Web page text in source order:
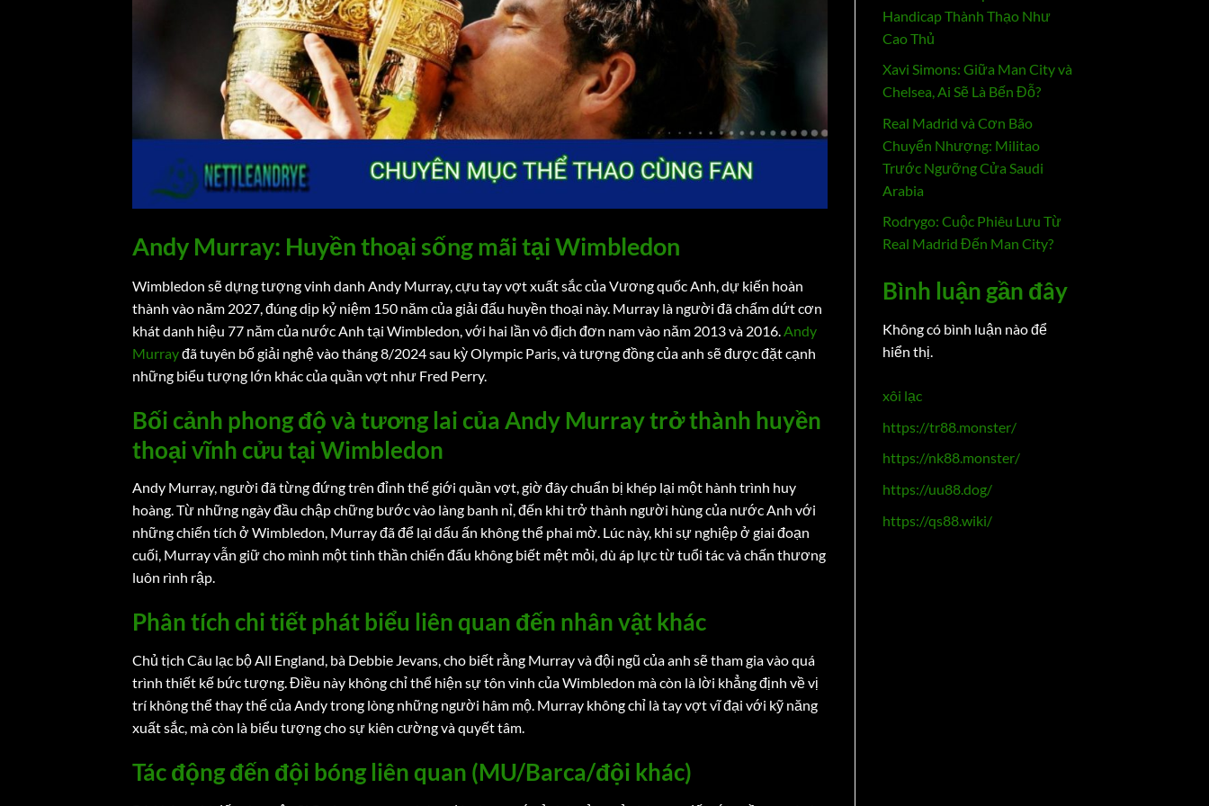
Andy Murray: Huyền thoại sống mãi tại Wimbledon
Wimbledon sẽ dựng tượng vinh danh Andy Murray, cựu tay vợt xuất sắc của Vương quốc Anh, dự kiến hoàn
thành vào năm 2027, đúng dịp kỷ niệm 150 năm của giải đấu huyền thoại này. Murray là người đã chấm dứt cơn
khát danh hiệu 77 năm của nước Anh tại Wimbledon, với hai lần vô địch đơn nam vào năm 2013 và 2016. Andy
Murrayđã tuyên bố giải nghệ vào tháng 8/2024 sau kỳ Olympic Paris, và tượng đồng của anh sẽ được đặt cạnh
những biểu tượng lớn khác của quần vợt như Fred Perry.
Bối cảnh phong độ và tương lai của Andy Murray trở thành huyền
thoại vĩnh cửu tại Wimbledon
Andy Murray, người đã từng đứng trên đỉnh thế giới quần vợt, giờ đây chuẩn bị khép lại một hành trình huy
hoàng. Từ những ngày đầu chập chững bước vào làng banh nỉ, đến khi trở thành người hùng của nước Anh với
những chiến tích ở Wimbledon, Murray đã để lại dấu ấn không thể phai mờ. Lúc này, khi sự nghiệp ở giai đoạn
cuối, Murray vẫn giữ cho mình một tinh thần chiến đấu không biết mệt mỏi, dù áp lực từ tuổi tác và chấn thương
luôn rình rập.
Phân tích chi tiết phát biểu liên quan đến nhân vật khác
Chủ tịch Câu lạc bộ All England, bà Debbie Jevans, cho biết rằng Murray và đội ngũ của anh sẽ tham gia vào quá
trình thiết kế bức tượng. Điều này không chỉ thể hiện sự tôn vinh của Wimbledon mà còn là lời khẳng định về vị
trí không thể thay thế của Andy trong lòng những người hâm mộ. Murray không chỉ là tay vợt vĩ đại với kỹ năng
xuất sắc, mà còn là biểu tượng cho sự kiên cường và quyết tâm.
Tác động đến đội bóng liên quan (MU/Barca/đội khác)
Handicap Thành Thạo Như
Cao Thủ
Xavi Simons: Giữa Man City và
Chelsea, Ai Sẽ Là Bến Đỗ?
Real Madrid và Cơn Bão
Chuyển Nhượng: Militao
Trước Ngưỡng Cửa Saudi
Arabia
Rodrygo: Cuộc Phiêu Lưu Từ
Real Madrid Đến Man City?
Bình luận gần đây
Không có bình luận nào để
hiển thị.
xôi lạc
https://tr88.monster/
https://nk88.monster/
https://uu88.dog/
https://qs88.wiki/